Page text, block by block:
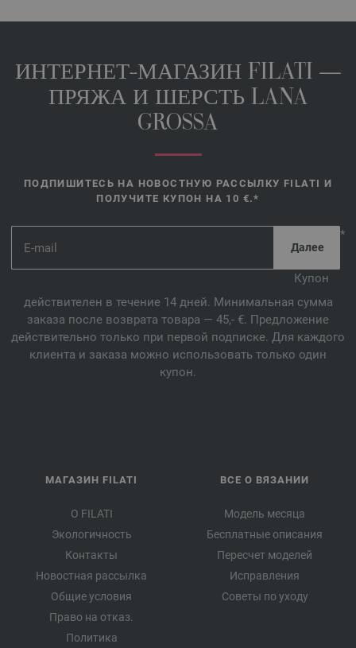
ИНТЕРНЕТ-МАГАЗИН FILATI —
ПРЯЖА И ШЕРСТЬ LANA
GROSSA
ПОДПИШИТЕСЬ НА НОВОСТНУЮ РАССЫЛКУ FILATI И
ПОЛУЧИТЕ КУПОН НА 10 €.*
*
Купон
действителен в течение 14 дней. Минимальная сумма
заказа после возврата товара — 45,- €. Предложение
действительно только при первой подписке. Для каждого
клиента и заказа можно использовать только один
купон.
МАГАЗИН FILATI
О FILATI
Экологичность
Контакты
Новостная рассылка
Общие условия
Право на отказ.
Политика
ВСЕ О ВЯЗАНИИ
Модель месяца
Бесплатные описания
Пересчет моделей
Исправления
Советы по уходу